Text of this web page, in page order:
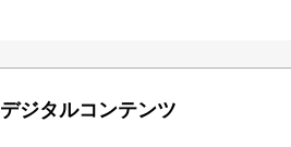
デジタルコンテンツ